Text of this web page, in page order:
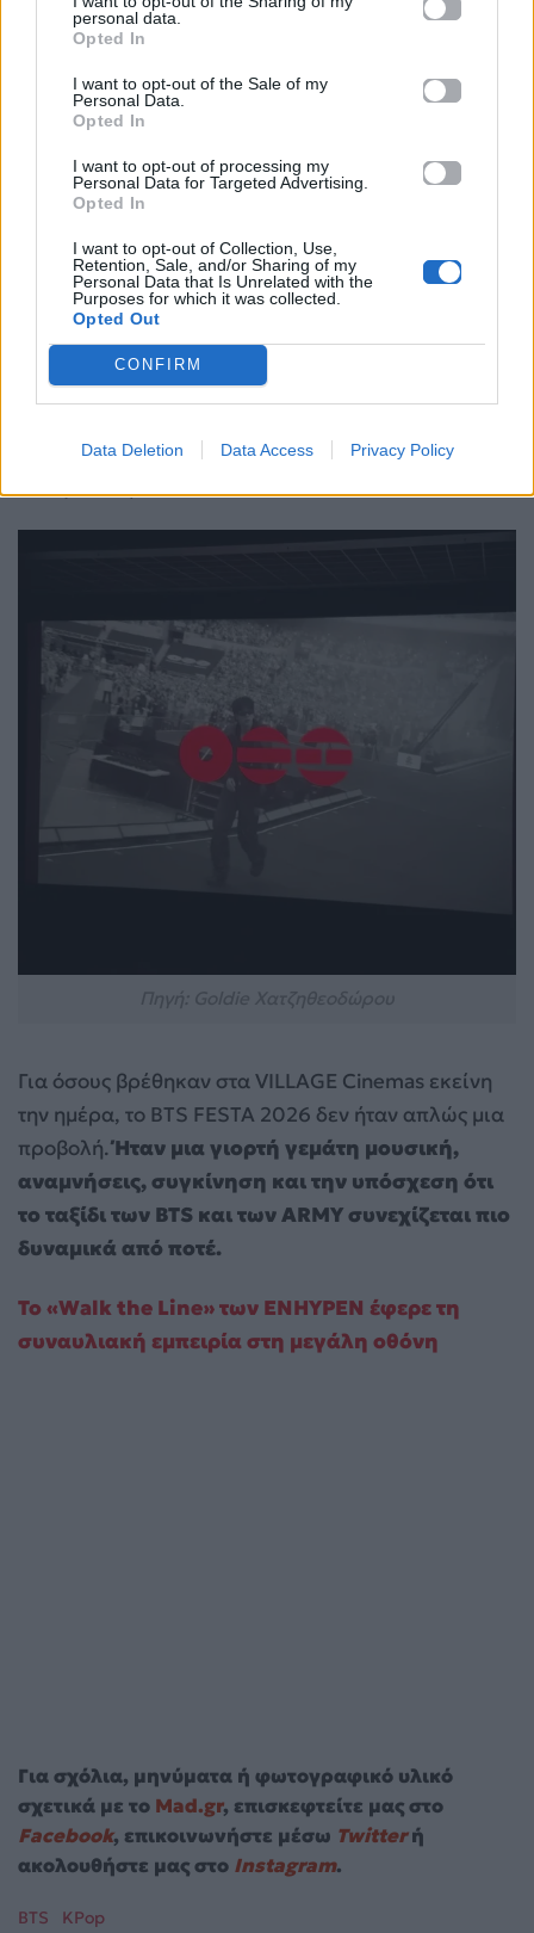
personal data.
Opted In
I want to opt-out of the Sale of my
Personal Data.
Opted In
I want to opt-out of processing my
Personal Data for Targeted Advertising.
Opted In
I want to opt-out of Collection, Use,
Retention, Sale, and/or Sharing of my
Personal Data that Is Unrelated with the
Purposes for which it was collected.
Opted Out
CONFIRM
Data Deletion Data Access Privacy Policy
Πηγή: Goldie Χατζηθεοδώρου
Η ανακοίνωση προκάλεσε ενθουσιασμό στους φαν
παγκοσμίως, οι οποίοι ήδη μετρούν αντίστροφα για
την επόμενη κινηματογραφική εμπειρία. Δεκατρία
χρόνια μετά το ντεμπούτο τους, οι BTS
εξακολουθούν να αποδεικνύουν γιατί αποτελούν
ένα από τα σημαντικότερα μουσικά φαινόμενα
παγκοσμίως. Και μέσα από τέτοιες διοργανώσεις,
την ευκαιρία να νιώσουν μέρος μιας παγκόσμιας
Για όσους βρέθηκαν στα VILLAGE Cinemas εκείνη
την ημέρα, το BTS FESTA 2026 δεν ήταν απλώς μια
προβολή.Ήταν μια γιορτή γεμάτη μουσική,
αναμνήσεις, συγκίνηση και την υπόσχεση ότι
το ταξίδι των BTS και των ARMY συνεχίζεται πιο
δυναμικά από ποτέ.
Το «Walk the Line» των ENHYPEN έφερε τη
συναυλιακή εμπειρία στη μεγάλη οθόνη
Για σχόλια, μηνύματα ή φωτογραφικό υλικό
σχετικά με το Mad.gr, επισκεφτείτε μας στο
Facebook, επικοινωνήστε μέσω Twitterή
ακολουθήστε μας στο Instagram.
BTS KPop